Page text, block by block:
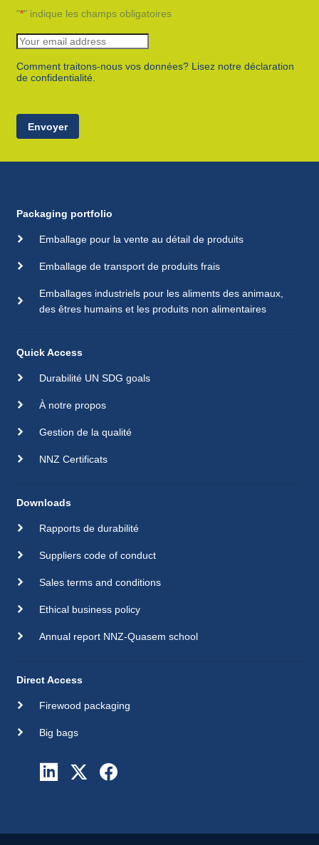
"*" indique les champs obligatoires
Comment traitons-nous vos données? Lisez notre déclaration
de confidentialité.
Envoyer
Packaging portfolio
Emballage pour la vente au détail de produits
Emballage de transport de produits frais
Emballages industriels pour les aliments des animaux,
des êtres humains et les produits non alimentaires
Quick Access
Durabilité UN SDG goals
À notre propos
Gestion de la qualité
NNZ Certificats
Downloads
Rapports de durabilité
Suppliers code of conduct
Sales terms and conditions
Ethical business policy
Annual report NNZ-Quasem school
Direct Access
Firewood packaging
Big bags